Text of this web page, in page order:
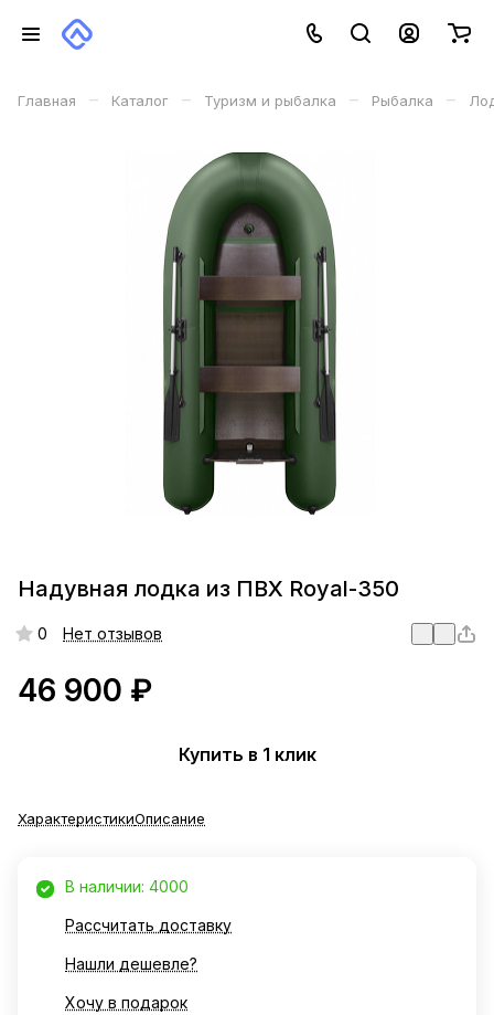
Главная – Каталог – Туризм и рыбалка – Рыбалка –
Надувная лодка из ПВХ Royal-350
0 Нет отзывов
46 900 ₽
Купить в 1 клик
ХарактеристикиОписание
В наличии: 4000
Рассчитать доставку
Нашли дешевле?
Хочу в подарок